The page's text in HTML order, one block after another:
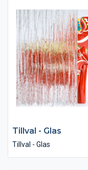
Tillval - Glas
Tillval - Glas